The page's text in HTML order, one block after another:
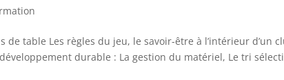
table Les règles du jeu, le savoir-être à l’intérieur d’un
durable : La gestion du matériel, Le tri